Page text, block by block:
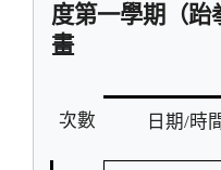
度第一學期（跆
畫
次數 日期/時